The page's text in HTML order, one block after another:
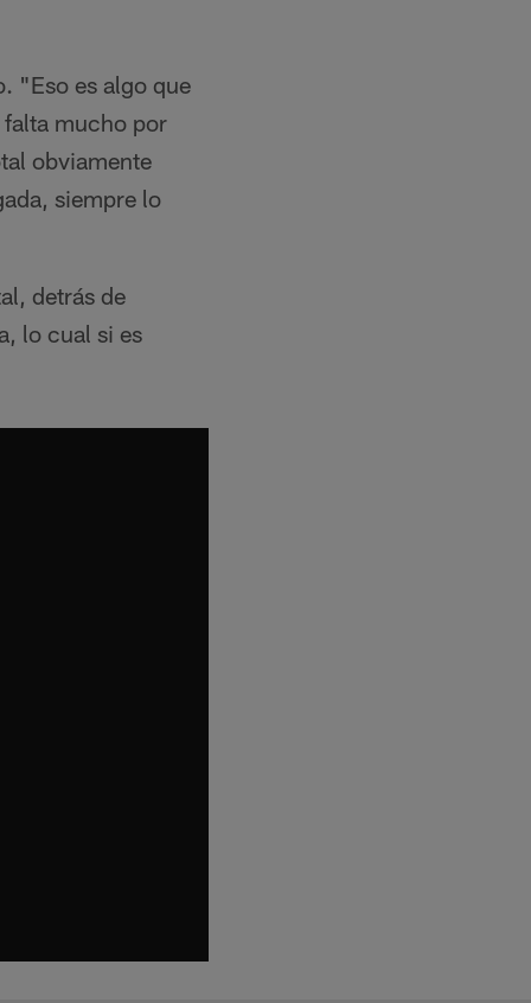
"Eso es algo que
falta mucho por
obviamente
siempre lo
detrás de
lo cual si es